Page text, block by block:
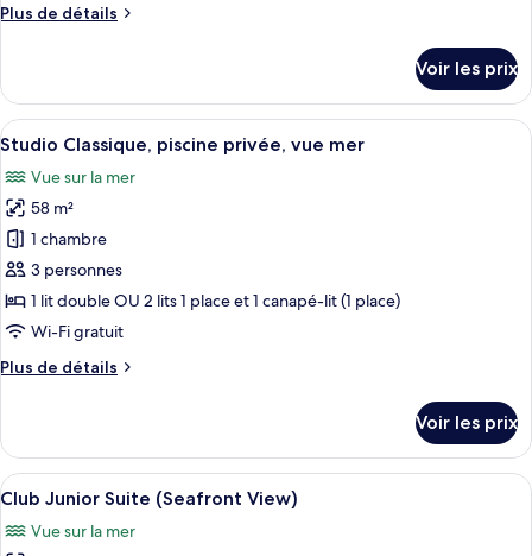
Classique,
mer
Plus de détails
Plus
le
type
de
Suite
Classique,
vue
mer
Voir les prix
Afficher
toutes
les
photos
pour
ce
type
de
chambre :
Studio
privée,
vue
mer
Une chambre d’hôtel moderne,
3
Studio Classique, piscine privée, vue mer
Vue sur la mer
58 m²
1 chambre
3 personnes
1 lit double OU 2 lits 1 place et 1 canapé-lit (1 place)
Wi-Fi gratuit
Plus de détails
Plus
le
type
de
Studio
Voir les prix
Afficher
toutes
les
Une chambre d’hôtel avec un
3
Club Junior Suite (Seafront View)
Vue sur la mer